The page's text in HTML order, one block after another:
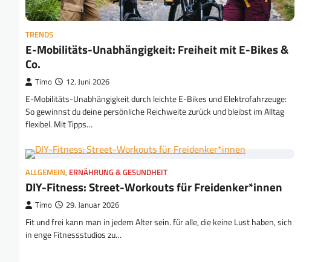
TRENDS
E-Mobilitäts-Unabhängigkeit: Freiheit mit E-Bikes &
Co.
Timo 12. Juni 2026
E-Mobilitäts-Unabhängigkeit durch leichte E-Bikes und Elektrofahrzeuge:
So gewinnst du deine persönliche Reichweite zurück und bleibst im Alltag
flexibel. Mit Tipps…
ALLGEMEIN, ERNÄHRUNG & GESUNDHEIT
DIY-Fitness: Street-Workouts für Freidenker*innen
Timo 29. Januar 2026
Fit und frei kann man in jedem Alter sein. für alle, die keine Lust haben, sich
in enge Fitnessstudios zu…